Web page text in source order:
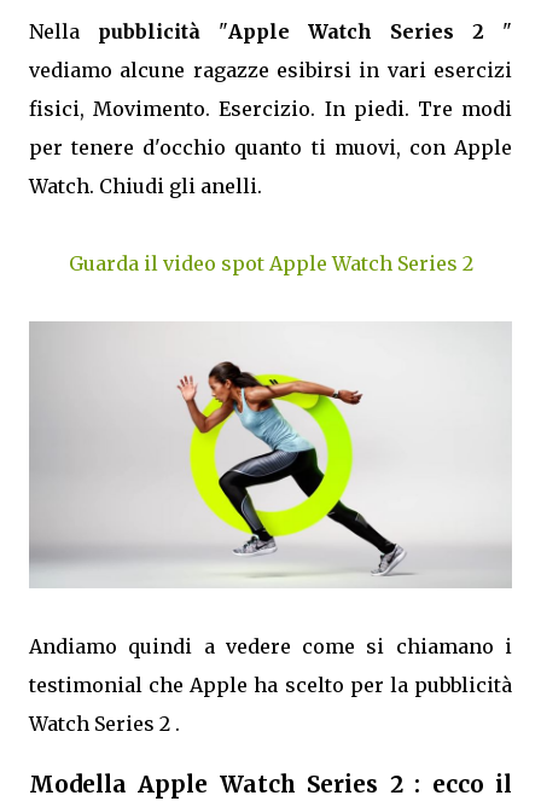
Nella pubblicità "Apple Watch Series 2 "
vediamo alcune ragazze esibirsi in vari esercizi
fisici, Movimento. Esercizio. In piedi. Tre modi
per tenere d'occhio quanto ti muovi, con Apple
Watch. Chiudi gli anelli.
Guarda il video spot Apple Watch Series 2
Andiamo quindi a vedere come si chiamano i
testimonial che Apple ha scelto per la pubblicità
Watch Series 2 .
Modella Apple Watch Series 2 : ecco il